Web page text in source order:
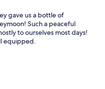
gave us a bottle of
Such a peaceful
to ourselves most days!
equipped.